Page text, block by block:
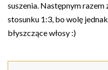
suszenia. Następnym
stosunku 1:3, bo wolę
błyszczące włosy :)